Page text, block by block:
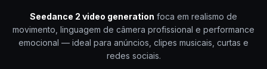
Seedance 2 video generation foca em realismo de
movimento, linguagem de câmera profissional e performance
emocional — ideal para anúncios, clipes musicais, curtas e
redes sociais.